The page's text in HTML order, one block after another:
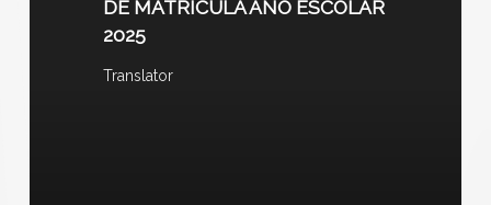
DE MATRICULA AÑO ESCOLAR
2025
Translator